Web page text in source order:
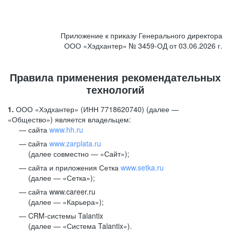
Приложение к приказу Генерального директора
ООО «Хэдхантер» № 3459-ОД от 03.06.2026 г.
Правила применения рекомендательных
технологий
1. ООО «Хэдхантер» (ИНН 7718620740) (далее —
«Общество») является владельцем:
сайта www.hh.ru
cайта www.zarplata.ru
(далее совместно — «Сайт»);
сайта и приложения Сетка www.setka.ru
(далее — «Сетка»);
сайта www.career.ru
(далее — «Карьера»);
CRM-системы Talantix
(далее — «Система Talantix»).